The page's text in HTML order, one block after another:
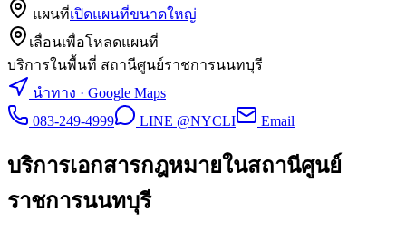
แผนที่เปิดแผนที่ขนาดใหญ่
เลื่อนเพื่อโหลดแผนที่
บริการในพื้นที่ สถานีศูนย์ราชการนนทบุรี
นำทาง · Google Maps
083-249-4999
LINE @NYCLI Email
บริการเอกสารกฎหมายในสถานีศูนย์
ราชการนนทบุรี